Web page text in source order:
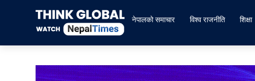
नेपालको समाचार विश्व राजनीति शिक्षा